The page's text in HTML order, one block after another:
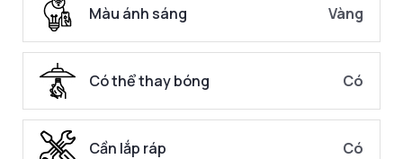
Màu ánh sáng Vàng
Có thể thay bóng Có
Cần lắp ráp Có